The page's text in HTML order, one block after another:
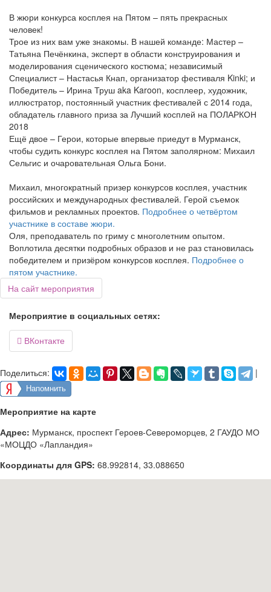
В жюри конкурса косплея на Пятом – пять прекрасных
человек!
Трое из них вам уже знакомы. В нашей команде: Мастер –
Татьяна Печёнкина, эксперт в области конструирования и
моделирования сценического костюма; независимый
Специалист – Настасья Кнап, организатор фестиваля Kinki; и
Победитель – Ирина Труш aka Karoon, косплеер, художник,
иллюстратор, постоянный участник фестивалей с 2014 года,
обладатель главного приза за Лучший косплей на ПОЛАРКОН
2018
Ещё двое – Герои, которые впервые приедут в Мурманск,
чтобы судить конкурс косплея на Пятом заполярном: Михаил
Сельгис и очаровательная Ольга Бони.
Михаил, многократный призер конкурсов косплея, участник
российских и международных фестивалей. Герой съемок
фильмов и рекламных проектов. Подробнее о четвёртом
участнике в составе жюри.
Оля, преподаватель по гриму с многолетним опытом.
Воплотила десятки подробных образов и не раз становилась
победителем и призёром конкурсов косплея. Подробнее о
пятом участнике.
На сайт мероприятия
Мероприятие в социальных сетях:
 ВКонтакте
Поделиться: |
Напомнить
Мероприятие на карте
Адрес: Мурманск, проспект Героев-Североморцев, 2 ГАУДО МО
«МОЦДО «Лапландия»
Координаты для GPS: 68.992814, 33.088650